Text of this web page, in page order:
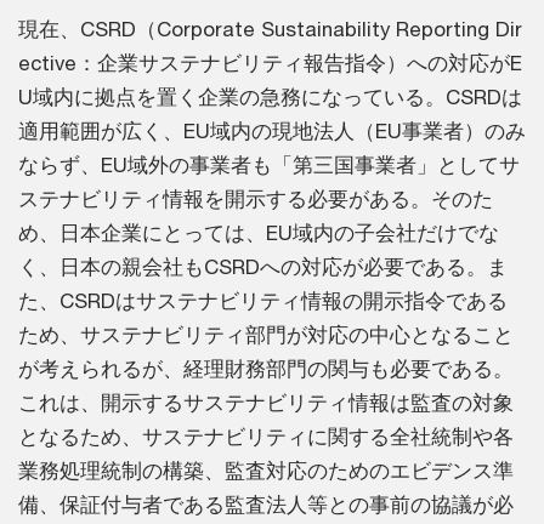
現在、CSRD（Corporate Sustainability Reporting Dir
ective：企業サステナビリティ報告指令）への対応がE
U域内に拠点を置く企業の急務になっている。CSRDは
適用範囲が広く、EU域内の現地法人（EU事業者）のみ
ならず、EU域外の事業者も「第三国事業者」としてサ
ステナビリティ情報を開示する必要がある。そのた
め、日本企業にとっては、EU域内の子会社だけでな
く、日本の親会社もCSRDへの対応が必要である。ま
た、CSRDはサステナビリティ情報の開示指令である
ため、サステナビリティ部門が対応の中心となること
が考えられるが、経理財務部門の関与も必要である。
これは、開示するサステナビリティ情報は監査の対象
となるため、サステナビリティに関する全社統制や各
業務処理統制の構築、監査対応のためのエビデンス準
備、保証付与者である監査法人等との事前の協議が必